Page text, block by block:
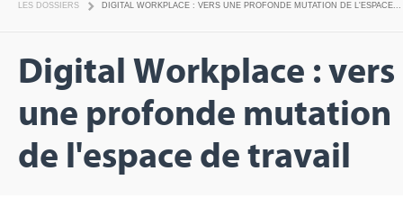
Inscription
LES DOSSIERS DIGITAL WORKPLACE : VERS UNE PROFONDE MUTATION DE L'ESPACE...
Digital Workplace : vers
une profonde mutation
de l'espace de travail